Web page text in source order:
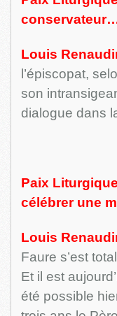
Louis
l’épiscopat,
son
dialogue dans
Paix
célébrer une
Louis
Faure s’est
Et il est
été possible